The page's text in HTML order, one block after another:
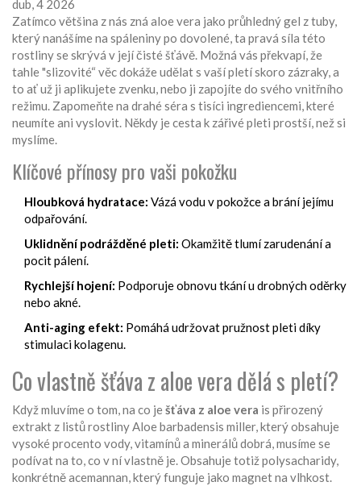
dub, 4 2026
Zatímco většina z nás zná aloe vera jako průhledný gel z tuby,
který nanášíme na spáleniny po dovolené, ta pravá síla této
rostliny se skrývá v její čisté šťávě. Možná vás překvapí, že
tahle "slizovité“ věc dokáže udělat s vaší pletí skoro zázraky, a
to ať už ji aplikujete zvenku, nebo ji zapojíte do svého vnitřního
režimu. Zapomeňte na drahé séra s tisíci ingrediencemi, které
neumíte ani vyslovit. Někdy je cesta k zářivé pleti prostší, než si
myslíme.
Klíčové přínosy pro vaši pokožku
Hloubková hydratace: Vázá vodu v pokožce a brání jejímu
odpařování.
Uklidnění podrážděné pleti: Okamžitě tlumí zarudenání a
pocit pálení.
Rychlejší hojení: Podporuje obnovu tkání u drobných oděrky
nebo akné.
Anti-aging efekt: Pomáhá udržovat pružnost pleti díky
stimulaci kolagenu.
Co vlastně šťáva z aloe vera dělá s pletí?
Když mluvíme o tom, na co ješťáva z aloe vera is přirozený
extrakt z listů rostliny Aloe barbadensis miller, který obsahuje
vysoké procento vody, vitamínů a minerálůdobrá, musíme se
podívat na to, co v ní vlastně je. Obsahuje totiž polysacharidy,
konkrétně acemannan, který funguje jako magnet na vlhkost.